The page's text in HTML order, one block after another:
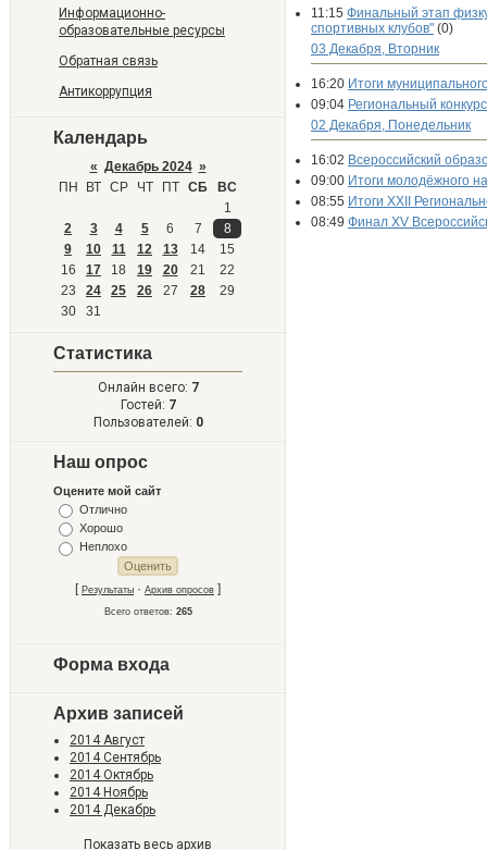
Информационно-
образовательные ресурсы
Обратная связь
Антикоррупция
Календарь
« Декабрь 2024 »
ПН
ВТ СР ЧТ ПТ СБ
ВС
1
2
3 4 5 6 7
8
9
10 11 12 13 14
15
16
17 18 19 20 21
22
23
24 25 26 27 28
29
30
31
Статистика
Онлайн всего: 7
Гостей: 7
Пользователей: 0
Наш опрос
Оцените мой сайт
Отлично
Хорошо
Неплохо
[ Результаты · Архив опросов ]
Всего ответов: 265
Форма входа
Архив записей
2014 Август
2014 Сентябрь
2014 Октябрь
2014 Ноябрь
2014 Декабрь
Показать весь архив
11:15 Финальный этап
спортивных клубов" (0)
03 Декабря, Вторник
16:20 Итоги
09:04 Региональный
02 Декабря, Понедельник
16:02 Всероссийский
09:00 Итоги молодёжного
08:55 Итоги XXII
08:49 Финал XV